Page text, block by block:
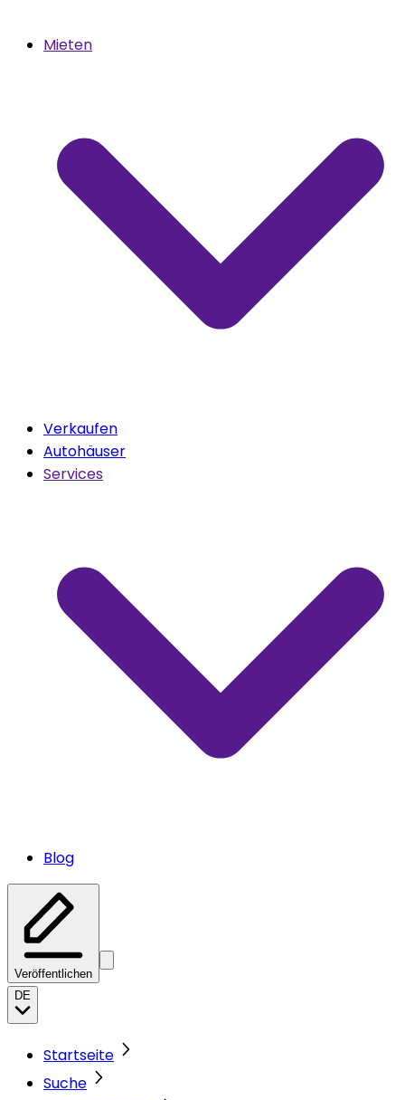
Mieten
Verkaufen
Autohäuser
Services
Blog
Veröffentlichen
DE
Startseite
Suche